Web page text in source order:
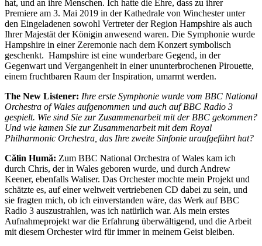
hat, und an ihre Menschen. Ich hatte die Ehre, dass zu ihrer
Premiere am 3. Mai 2019 in der Kathedrale von Winchester unter
den Eingeladenen sowohl Vertreter der Region Hampshire als auch
Ihrer Majestät der Königin anwesend waren. Die Symphonie wurde
Hampshire in einer Zeremonie nach dem Konzert symbolisch
geschenkt. Hampshire ist eine wunderbare Gegend, in der
Gegenwart und Vergangenheit in einer ununterbrochenen Pirouette,
einem fruchtbaren Raum der Inspiration, umarmt werden.
The New Listener: Ihre erste Symphonie wurde vom BBC National
Orchestra of Wales aufgenommen und auch auf BBC Radio 3
gespielt. Wie sind Sie zur Zusammenarbeit mit der BBC gekommen?
Und wie kamen Sie zur Zusammenarbeit mit dem Royal
Philharmonic Orchestra, das Ihre zweite Sinfonie uraufgeführt hat?
Călin Humă: Zum BBC National Orchestra of Wales kam ich
durch Chris, der in Wales geboren wurde, und durch Andrew
Keener, ebenfalls Waliser. Das Orchester mochte mein Projekt und
schätzte es, auf einer weltweit vertriebenen CD dabei zu sein, und
sie fragten mich, ob ich einverstanden wäre, das Werk auf BBC
Radio 3 auszustrahlen, was ich natürlich war. Als mein erstes
Aufnahmeprojekt war die Erfahrung überwältigend, und die Arbeit
mit diesem Orchester wird für immer in meinem Geist bleiben.